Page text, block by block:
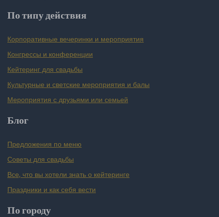
По типу действия
Корпоративные вечеринки и мероприятия
Конгрессы и конференции
Кейтеринг для свадьбы
Культурные и светские мероприятия и балы
Мероприятия с друзьями или семьей
Блог
Предложения по меню
Советы для свадьбы
Все, что вы хотели знать о кейтеринге
Праздники и как себя вести
По городу